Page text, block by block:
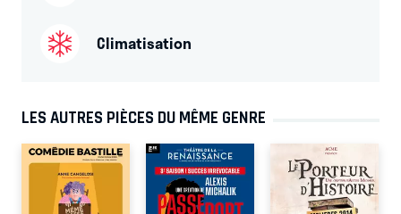
Climatisation
LES AUTRES PIÈCES DU MÊME GENRE